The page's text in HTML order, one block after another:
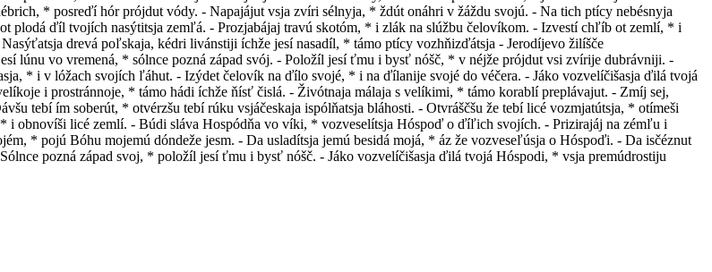
* posreďí hór prójdut vódy. - Napajájut vsja zvíri sélnyja, * ždút onáhri v žáždu svojú. - Na tich ptícy nebésnyja
plodá ďíl tvojích nasýtitsja zemľá. - Prozjabájaj travú skotóm, * i zlák na slúžbu čelovíkom. - Izvestí chľíb ot zemlí, * i
drevá poľskaja, kédri livánstiji íchže jesí nasadíl, * támo ptícy vozhňizďátsja - Jerodíjevo žilíšče
lúnu vo vremená, * sólnce pozná západ svój. - Položíl jesí ťmu i bysť nóšč, * v néjže prójdut vsi zvírije dubrávniji. -
* i v lóžach svojích ľáhut. - Izýdet čelovík na ďílo svojé, * i na ďílanije svojé do véčera. - Jáko vozvelíčišasja ďilá tvojá
i prostránnoje, * támo hádi íchže ňísť čislá. - Živótnaja málaja s velíkimi, * támo korablí preplávajut. - Zmíj sej,
tebí ím soberút, * otvérzšu tebí rúku vsjáčeskaja ispólňatsja bláhosti. - Otvráščšu že tebí licé vozmjatútsja, * otímeši
i obnovíši licé zemlí. - Búdi sláva Hospódňa vo víki, * vozveselítsja Hóspoď o ďíľich svojích. - Prizirajáj na zémľu i
* pojú Bóhu mojemú dóndeže jesm. - Da usladítsja jemú besidá mojá, * áz že vozveseľúsja o Hóspoďi. - Da isčéznut
pozná západ svoj, * položíl jesí ťmu i bysť nóšč. - Jáko vozvelíčišasja ďilá tvojá Hóspodi, * vsja premúdrostiju